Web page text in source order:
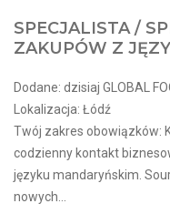
SPECJALISTA /
ZAKUPÓW Z
Dodane: dzisiaj GLOBAL
Lokalizacja: Łódź
Twój zakres obowiązków:
codzienny kontakt
języku mandaryńskim.
nowych...